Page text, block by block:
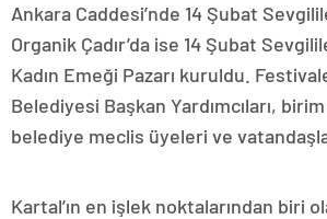
Ankara Caddesi’nde 14 Şubat
Organik Çadır’da ise 14 Şubat
Kadın Emeği Pazarı kuruldu.
Belediyesi Başkan Yardımcıları,
belediye meclis üyeleri ve
Kartal’ın en işlek noktalarından biri